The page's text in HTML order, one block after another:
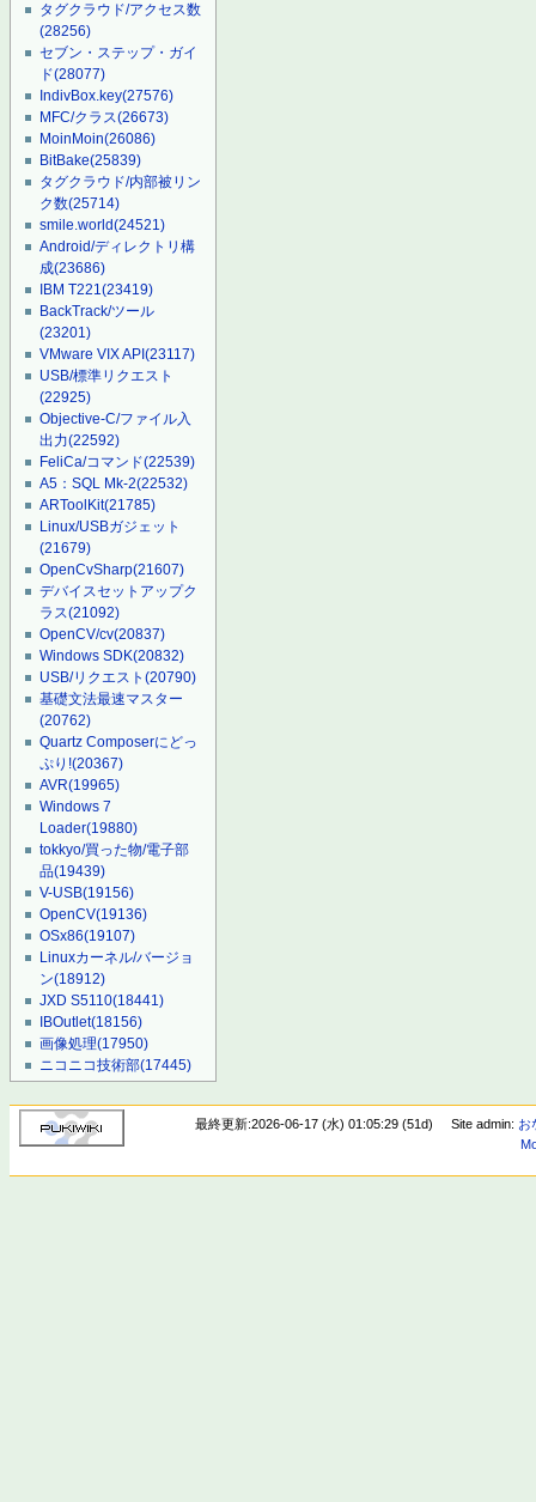
タグクラウド/アクセス数
(28256)
セブン・ステップ・ガイ
ド(28077)
IndivBox.key(27576)
MFC/クラス(26673)
MoinMoin(26086)
BitBake(25839)
タグクラウド/内部被リン
ク数(25714)
smile.world(24521)
Android/ディレクトリ構
成(23686)
IBM T221(23419)
BackTrack/ツール
(23201)
VMware VIX API(23117)
USB/標準リクエスト
(22925)
Objective-C/ファイル入
出力(22592)
FeliCa/コマンド(22539)
A5：SQL Mk-2(22532)
ARToolKit(21785)
Linux/USBガジェット
(21679)
OpenCvSharp(21607)
デバイスセットアップク
ラス(21092)
OpenCV/cv(20837)
Windows SDK(20832)
USB/リクエスト(20790)
基礎文法最速マスター
(20762)
Quartz Composerにどっ
ぷり!(20367)
AVR(19965)
Windows 7
Loader(19880)
tokkyo/買った物/電子部
品(19439)
V-USB(19156)
OpenCV(19136)
OSx86(19107)
Linuxカーネル/バージョ
ン(18912)
JXD S5110(18441)
IBOutlet(18156)
画像処理(17950)
ニコニコ技術部(17445)
最終更新:2026-06-17 (水) 01:05:29 (51d) Site admin: お